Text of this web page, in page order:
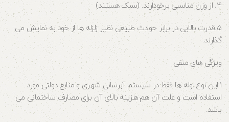
۴. از وزن مناسبی برخودارند. (سبک هستند)
۵.قدرت بالایی در برابر حوادث طبیعی نظیر زلزله‌ ها از خود به نمایش می‌
گذارند.
ویژگی‌ های منفی:
۱.این نوع لوله‌ ها فقط در سیستم آبرسانی شهری و منابع دولتی مورد
استفاده است و علت آن هم هزینه بالای آن برای مصارف ساختمانی می‌
باشد.